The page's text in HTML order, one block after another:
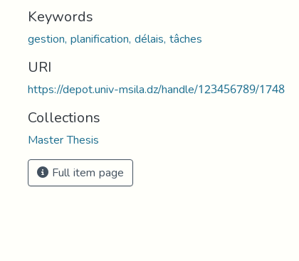
Keywords
gestion, planification, délais, tâches
URI
https://depot.univ-msila.dz/handle/123456789/1748
Collections
Master Thesis
Full item page